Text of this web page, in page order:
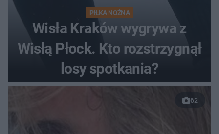
PIŁKA NOŻNA
Wisła Kraków wygrywa z
Wisłą Płock. Kto rozstrzygnął
losy spotkania?
62